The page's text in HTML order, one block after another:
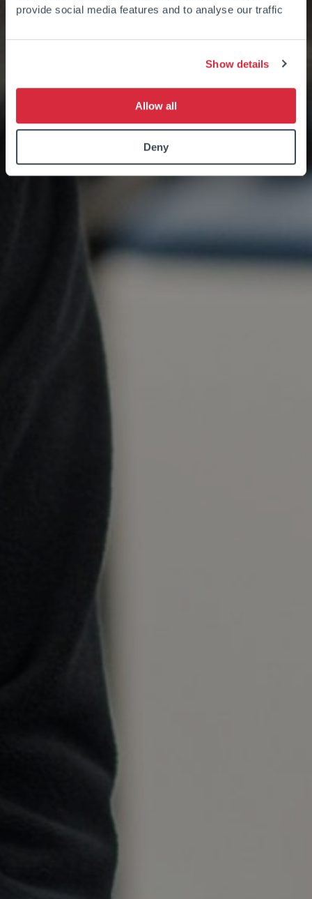
provide social media features and to analyse our traffic
Show details
Allow all
Deny